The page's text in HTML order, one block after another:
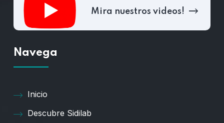
Mira nuestros videos!
Navega
Inicio
Descubre Sidilab